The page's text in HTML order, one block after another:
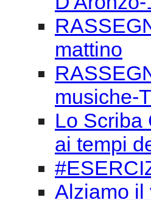
mattino
musiche-
Lo Scriba
ai tempi
Alziamo il